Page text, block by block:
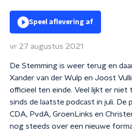
Speel aflevering af
vr 27 augustus 2021
De Stemming is weer terug en
Xander van der Wulp en Joost
officieel ten einde. Veel lijkt er niet
sinds de laatste podcast in juli. De
CDA, PvdA, GroenLinks en
nog steeds over een nieuwe